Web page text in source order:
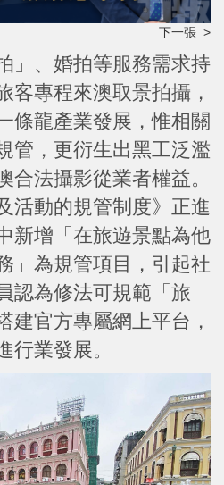
下一張 >
」、婚拍等服務需求持
客專程來澳取景拍攝，
條龍產業發展，惟相關
管，更衍生出黑工泛濫
合法攝影從業者權益。
活動的規管制度》正進
新增「在旅遊景點為他
」為規管項目，引起社
認為修法可規範「旅
建官方專屬網上平台，
行業發展。